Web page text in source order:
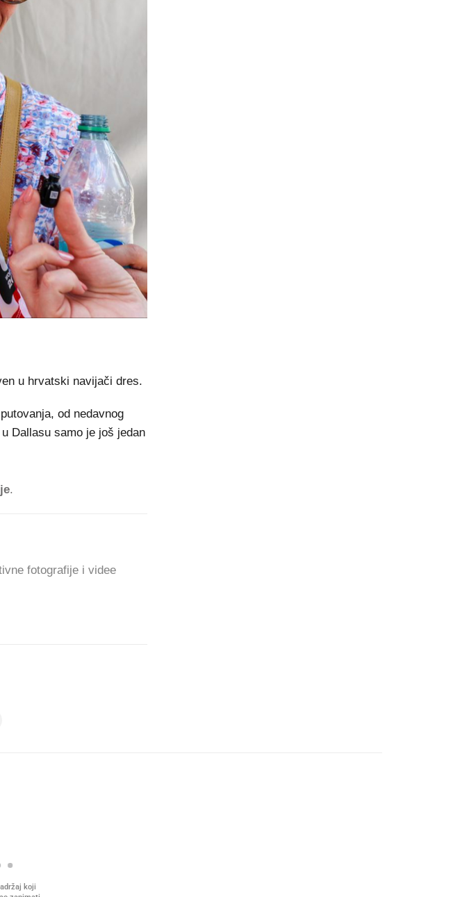
u hrvatski navijači dres.
od nedavnog
Dallasu samo je još jedan
.
fotografije i videe
koji